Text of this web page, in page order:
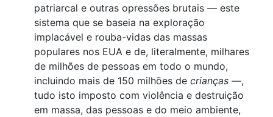
patriarcal e outras opressões brutais — este
sistema que se baseia na exploração
implacável e rouba-vidas das massas
populares nos EUA e de, literalmente, milhares
de milhões de pessoas em todo o mundo,
incluindo mais de 150 milhões de crianças —,
tudo isto imposto com violência e destruição
em massa, das pessoas e do meio ambiente,